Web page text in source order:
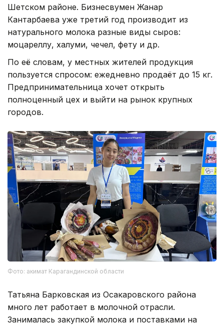
Шетском районе. Бизнесвумен Жанар
Кантарбаева уже третий год производит из
натурального молока разные виды сыров:
моцареллу, халуми, чечел, фету и др.
По её словам, у местных жителей продукция
пользуется спросом: ежедневно продаёт до 15 кг.
Предпринимательница хочет открыть
полноценный цех и выйти на рынок крупных
городов.
Фото: акимат Карагандинской области
Татьяна Барковская из Осакаровского района
много лет работает в молочной отрасли.
Занималась закупкой молока и поставками на